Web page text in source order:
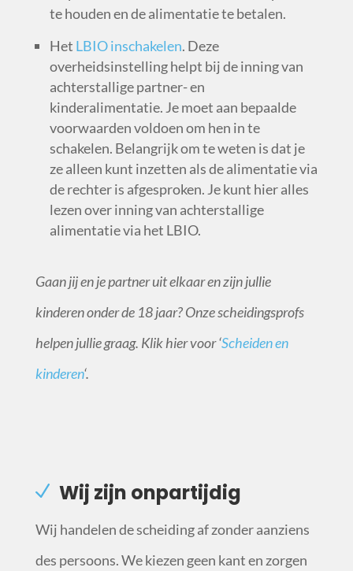
te houden en de alimentatie te betalen.
Het LBIO inschakelen. Deze
overheidsinstelling helpt bij de inning van
achterstallige partner- en
kinderalimentatie. Je moet aan bepaalde
voorwaarden voldoen om hen in te
schakelen. Belangrijk om te weten is dat je
ze alleen kunt inzetten als de alimentatie via
de rechter is afgesproken. Je kunt hieralles
lezen over inning van achterstallige
alimentatie via het LBIO.
Gaan jij en je partner uit elkaar en zijn jullie
kinderen onder de 18 jaar? Onze scheidingsprofs
helpen jullie graag. Klik hier voor ‘Scheiden en
kinderen‘.
Wij zijn onpartijdig
Wij handelen de scheiding af zonder aanziens
des persoons. We kiezen geen kant en zorgen